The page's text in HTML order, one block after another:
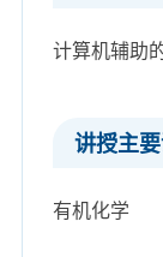
计算机辅助
讲授主
有机化学